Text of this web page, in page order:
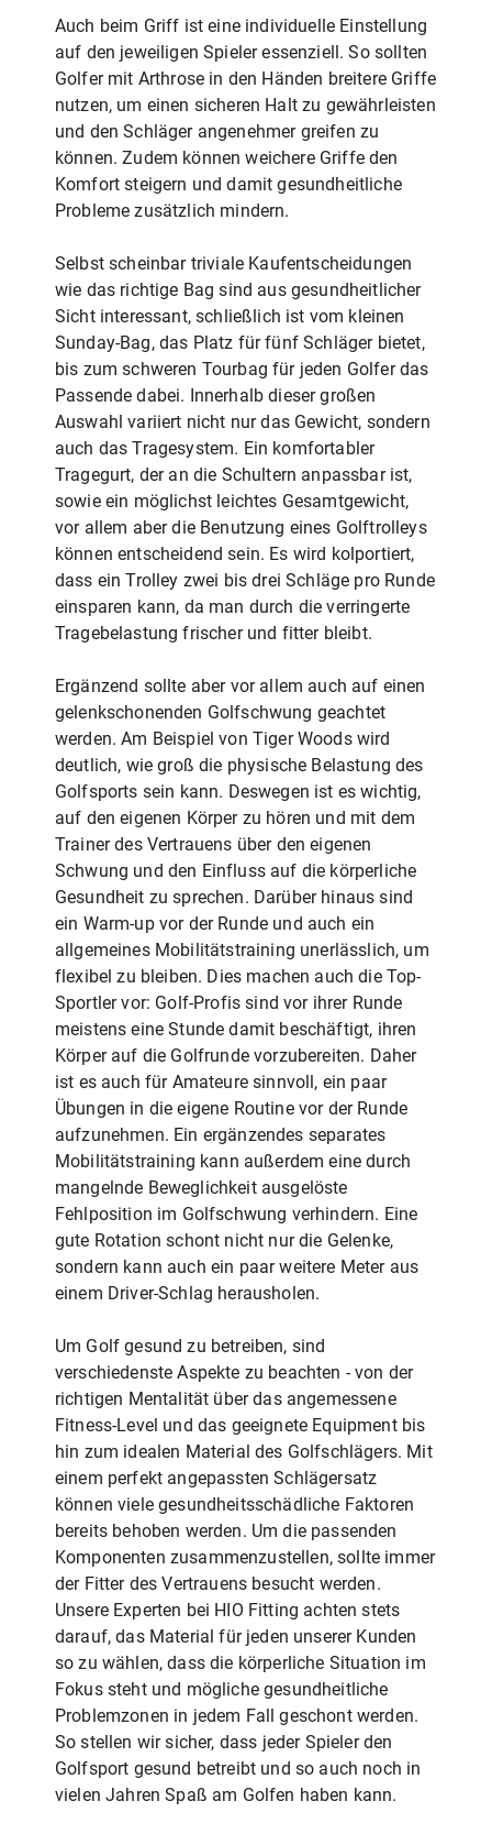
Auch beim Griff ist eine individuelle Einstellung
auf den jeweiligen Spieler essenziell. So sollten
Golfer mit Arthrose in den Händen breitere Griffe
nutzen, um einen sicheren Halt zu gewährleisten
und den Schläger angenehmer greifen zu
können. Zudem können weichere Griffe den
Komfort steigern und damit gesundheitliche
Probleme zusätzlich mindern.
Selbst scheinbar triviale Kaufentscheidungen
wie das richtige Bag sind aus gesundheitlicher
Sicht interessant, schließlich ist vom kleinen
Sunday-Bag, das Platz für fünf Schläger bietet,
bis zum schweren Tourbag für jeden Golfer das
Passende dabei. Innerhalb dieser großen
Auswahl variiert nicht nur das Gewicht, sondern
auch das Tragesystem. Ein komfortabler
Tragegurt, der an die Schultern anpassbar ist,
sowie ein möglichst leichtes Gesamtgewicht,
vor allem aber die Benutzung eines Golftrolleys
können entscheidend sein. Es wird kolportiert,
dass ein Trolley zwei bis drei Schläge pro Runde
einsparen kann, da man durch die verringerte
Tragebelastung frischer und fitter bleibt.
Ergänzend sollte aber vor allem auch auf einen
gelenkschonenden Golfschwung geachtet
werden. Am Beispiel von Tiger Woods wird
deutlich, wie groß die physische Belastung des
Golfsports sein kann. Deswegen ist es wichtig,
auf den eigenen Körper zu hören und mit dem
Trainer des Vertrauens über den eigenen
Schwung und den Einfluss auf die körperliche
Gesundheit zu sprechen. Darüber hinaus sind
ein Warm-up vor der Runde und auch ein
allgemeines Mobilitätstraining unerlässlich, um
flexibel zu bleiben. Dies machen auch die Top-
Sportler vor: Golf-Profis sind vor ihrer Runde
meistens eine Stunde damit beschäftigt, ihren
Körper auf die Golfrunde vorzubereiten. Daher
ist es auch für Amateure sinnvoll, ein paar
Übungen in die eigene Routine vor der Runde
aufzunehmen. Ein ergänzendes separates
Mobilitätstraining kann außerdem eine durch
mangelnde Beweglichkeit ausgelöste
Fehlposition im Golfschwung verhindern. Eine
gute Rotation schont nicht nur die Gelenke,
sondern kann auch ein paar weitere Meter aus
einem Driver-Schlag herausholen.
Um Golf gesund zu betreiben, sind
verschiedenste Aspekte zu beachten - von der
richtigen Mentalität über das angemessene
Fitness-Level und das geeignete Equipment bis
hin zum idealen Material des Golfschlägers. Mit
einem perfekt angepassten Schlägersatz
können viele gesundheitsschädliche Faktoren
bereits behoben werden. Um die passenden
Komponenten zusammenzustellen, sollte immer
der Fitter des Vertrauens besucht werden.
Unsere Experten bei HIO Fitting achten stets
darauf, das Material für jeden unserer Kunden
so zu wählen, dass die körperliche Situation im
Fokus steht und mögliche gesundheitliche
Problemzonen in jedem Fall geschont werden.
So stellen wir sicher, dass jeder Spieler den
Golfsport gesund betreibt und so auch noch in
vielen Jahren Spaß am Golfen haben kann.